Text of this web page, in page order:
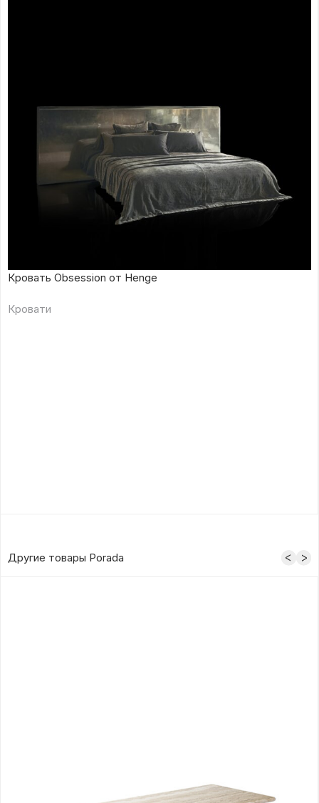
Кровать Obsession от Henge
Кровати
Другие товары Porada